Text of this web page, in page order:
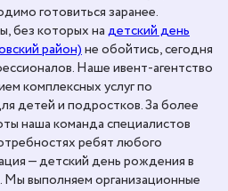
готовиться заранее.
без которых надетский день
район)не обойтись, сегодня
Наше ивент-агентство
комплексных услуг по
детей и подростков. За более
наша команда специалистов
ребят любого
— детский день рождения в
Мы выполняем организационные